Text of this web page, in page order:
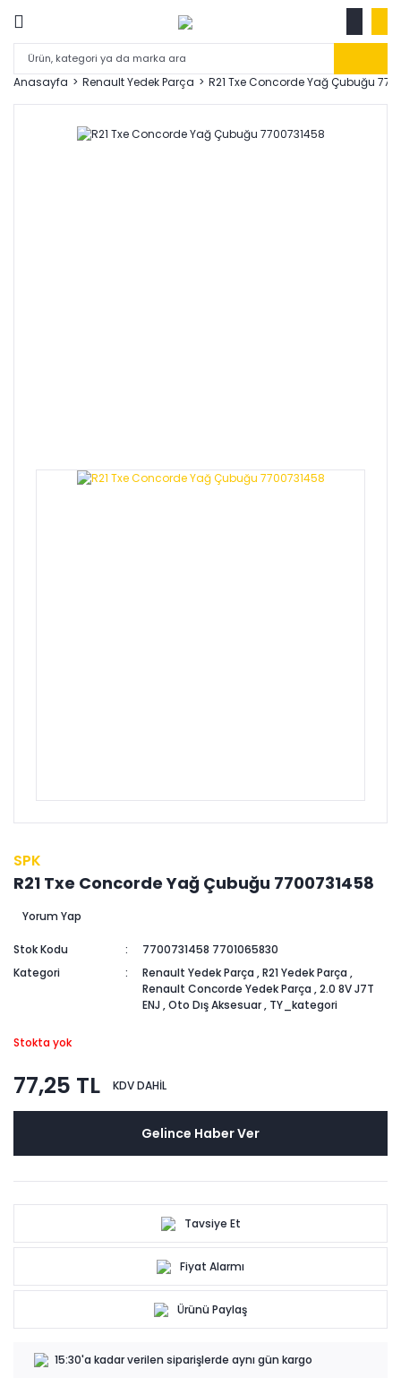
Anasayfa Renault Yedek Parça R21 Txe Concorde Yağ Çubuğu
SPK
R21 Txe Concorde Yağ Çubuğu 7700731458
Yorum Yap
Stok Kodu
7700731458 7701065830
Kategori
Renault Yedek Parça ,R21 Yedek Parça ,
Renault Concorde Yedek Parça ,2.0 8V J7T
ENJ,Oto Dış Aksesuar, TY_kategori
Stokta yok
77,25 TL KDV DAHİL
Gelince Haber Ver
Tavsiye Et
Fiyat Alarmı
Ürünü Paylaş
15:30'a kadar verilen siparişlerde aynı gün kargo